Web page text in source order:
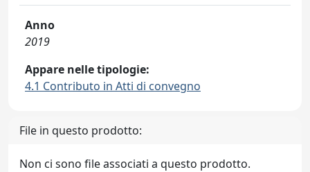
Anno
2019
Appare nelle tipologie:
4.1 Contributo in Atti di convegno
File in questo prodotto:
Non ci sono file associati a questo prodotto.